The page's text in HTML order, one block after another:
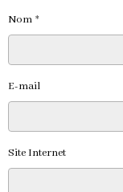
Nom
E-mail
Site Internet